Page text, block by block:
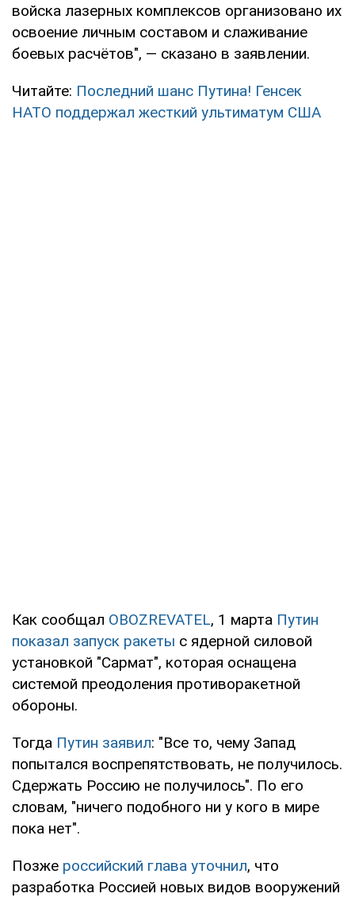
войска лазерных комплексов организовано их
освоение личным составом и слаживание
боевых расчётов", — сказано в заявлении.
Читайте: Последний шанс Путина! Генсек
НАТО поддержал жесткий ультиматум США
Как сообщал OBOZREVATEL, 1 марта Путин
показал запуск ракеты с ядерной силовой
установкой "Сармат", которая оснащена
системой преодоления противоракетной
обороны.
Тогда Путин заявил: "Все то, чему Запад
попытался воспрепятствовать, не получилось.
Сдержать Россию не получилось". По его
словам, "ничего подобного ни у кого в мире
пока нет".
Позже российский глава уточнил, что
разработка Россией новых видов вооружений